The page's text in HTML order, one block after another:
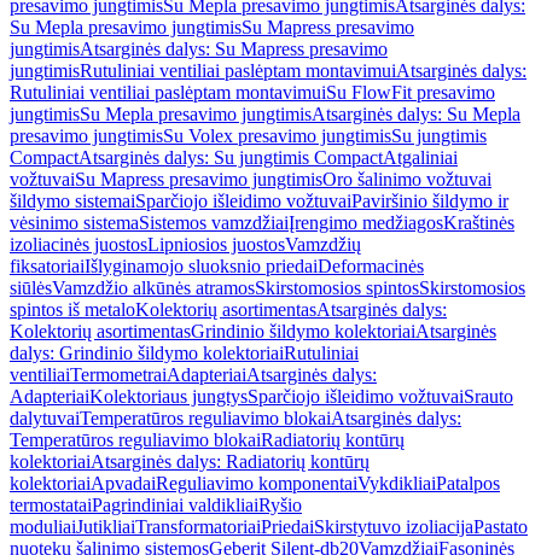
presavimo jungtimisSu Mepla presavimo jungtimisAtsarginės dalys:
Su Mepla presavimo jungtimisSu Mapress presavimo
jungtimisAtsarginės dalys: Su Mapress presavimo
jungtimisRutuliniai ventiliai paslėptam montavimuiAtsarginės dalys:
Rutuliniai ventiliai paslėptam montavimuiSu FlowFit presavimo
jungtimisSu Mepla presavimo jungtimisAtsarginės dalys: Su Mepla
presavimo jungtimisSu Volex presavimo jungtimisSu jungtimis
CompactAtsarginės dalys: Su jungtimis CompactAtgaliniai
vožtuvaiSu Mapress presavimo jungtimisOro šalinimo vožtuvai
šildymo sistemaiSparčiojo išleidimo vožtuvaiPaviršinio šildymo ir
vėsinimo sistemaSistemos vamzdžiaiĮrengimo medžiagosKraštinės
izoliacinės juostosLipniosios juostosVamzdžių
fiksatoriaiIšlyginamojo sluoksnio priedaiDeformacinės
siūlėsVamzdžio alkūnės atramosSkirstomosios spintosSkirstomosios
spintos iš metaloKolektorių asortimentasAtsarginės dalys:
Kolektorių asortimentasGrindinio šildymo kolektoriaiAtsarginės
dalys: Grindinio šildymo kolektoriaiRutuliniai
ventiliaiTermometraiAdapteriaiAtsarginės dalys:
AdapteriaiKolektoriaus jungtysSparčiojo išleidimo vožtuvaiSrauto
dalytuvaiTemperatūros reguliavimo blokaiAtsarginės dalys:
Temperatūros reguliavimo blokaiRadiatorių kontūrų
kolektoriaiAtsarginės dalys: Radiatorių kontūrų
kolektoriaiApvadaiReguliavimo komponentaiVykdikliaiPatalpos
termostataiPagrindiniai valdikliaiRyšio
moduliaiJutikliaiTransformatoriaiPriedaiSkirstytuvo izoliacijaPastato
nuotekų šalinimo sistemosGeberit Silent-db20VamzdžiaiFasoninės